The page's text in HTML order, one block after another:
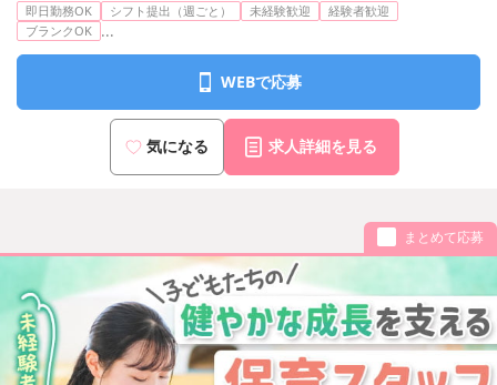
即日勤務OK シフト提出（週ごと） 未経験歓迎
経験者歓迎
ブランクOK ...
WEBで応募
気になる 求人詳細を見る
まとめて応募